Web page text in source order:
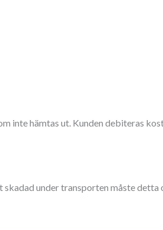
inte hämtas ut. Kunden debiteras
under transporten måste